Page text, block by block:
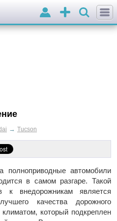
Додати
оголошення
Вхід
→ Tucson
автомобили
в самом разгаре. Такой
к внедорожникам является
качества дорожного
который подкреплен